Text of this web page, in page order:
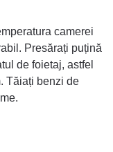
camerei
Presărați puțină
de foietaj, astfel
Tăiați benzi de